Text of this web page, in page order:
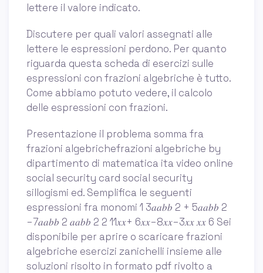
lettere il valore indicato.
Discutere per quali valori assegnati alle
lettere le espressioni perdono. Per quanto
riguarda questa scheda di esercizi sulle
espressioni con frazioni algebriche è tutto.
Come abbiamo potuto vedere, il calcolo
delle espressioni con frazioni.
Presentazione il problema somma fra
frazioni algebrichefrazioni algebriche by
dipartimento di matematica ita video online
social security card social security
sillogismi ed. Semplifica le seguenti
espressioni fra monomi 1 3𝑎𝑎𝑏𝑏 2 + 5𝑎𝑎𝑏𝑏 2
−7𝑎𝑎𝑏𝑏 2 𝑎𝑎𝑏𝑏 2 2 11𝑥𝑥+ 6𝑥𝑥−8𝑥𝑥−3𝑥𝑥 𝑥𝑥 6 Sei
disponibile per aprire o scaricare frazioni
algebriche esercizi zanichelli insieme alle
soluzioni risolto in formato pdf rivolto a